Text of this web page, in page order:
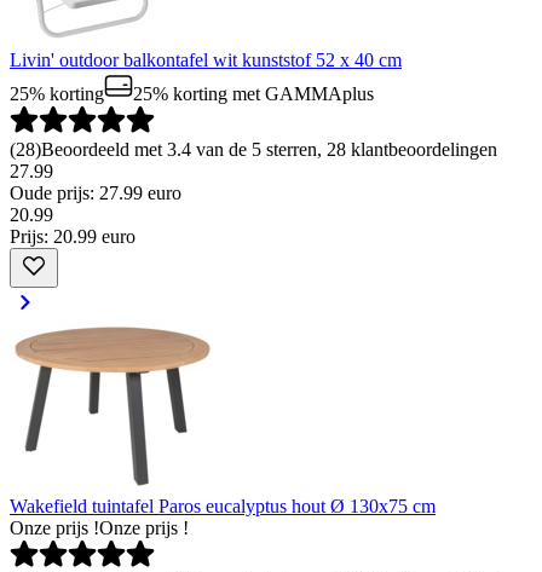
Livin' outdoor balkontafel wit kunststof 52 x 40 cm
25% korting
25% korting met GAMMAplus
(28)Beoordeeld met 3.4 van de 5 sterren, 28 klantbeoordelingen
27.99
Oude prijs: 27.99 euro
20.99
Prijs: 20.99 euro
Wakefield tuintafel Paros eucalyptus hout Ø 130x75 cm
Onze prijs !Onze prijs !